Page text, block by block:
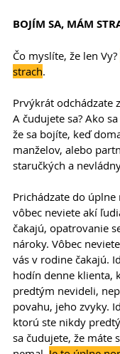
BOJÍM SA, MÁM
Čo myslíte, že len Vy?
strach.
Prvýkrát odchádzate
A čudujete sa? Ako
že sa bojíte, keď
manželov, alebo
staručkých a
Prichádzate do
vôbec neviete akí
čakajú, opatrovanie
nároky. Vôbec
vás v rodine čakajú.
hodín denne klienta,
predtým nevideli,
povahu, jeho zvyky.
ktorú ste nikdy
sa čudujete, že máte